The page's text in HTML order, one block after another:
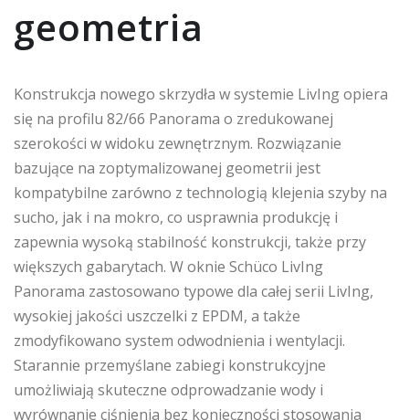
geometria
Konstrukcja nowego skrzydła w systemie LivIng opiera
się na profilu 82/66 Panorama o zredukowanej
szerokości w widoku zewnętrznym. Rozwiązanie
bazujące na zoptymalizowanej geometrii jest
kompatybilne zarówno z technologią klejenia szyby na
sucho, jak i na mokro, co usprawnia produkcję i
zapewnia wysoką stabilność konstrukcji, także przy
większych gabarytach. W oknie Schüco LivIng
Panorama zastosowano typowe dla całej serii LivIng,
wysokiej jakości uszczelki z EPDM, a także
zmodyfikowano system odwodnienia i wentylacji.
Starannie przemyślane zabiegi konstrukcyjne
umożliwiają skuteczne odprowadzanie wody i
wyrównanie ciśnienia bez konieczności stosowania